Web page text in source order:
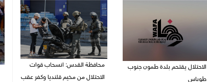
الاحتلال يقتحم بلدة طمون جنوب
طوباس
محافظة القدس: انسحاب قوات
الاحتلال من مخيم قلنديا وكفر عقب